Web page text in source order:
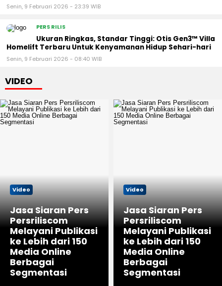
Senin, 9 Februari 2026 - 23:39 WIB
PERS RILIS
Ukuran Ringkas, Standar Tinggi: Otis Gen3™ Villa
Homelift Terbaru Untuk Kenyamanan Hidup Sehari-hari
Senin, 9 Februari 2026 - 08:40 WIB
VIDEO
Video
Jasa Siaran Pers
Persriliscom
Melayani Publikasi
ke Lebih dari 150
Media Online
Berbagai
Segmentasi
Video
Jasa Siaran Pers
Persriliscom
Melayani Publikasi
ke Lebih dari 150
Media Online
Berbagai
Segmentasi